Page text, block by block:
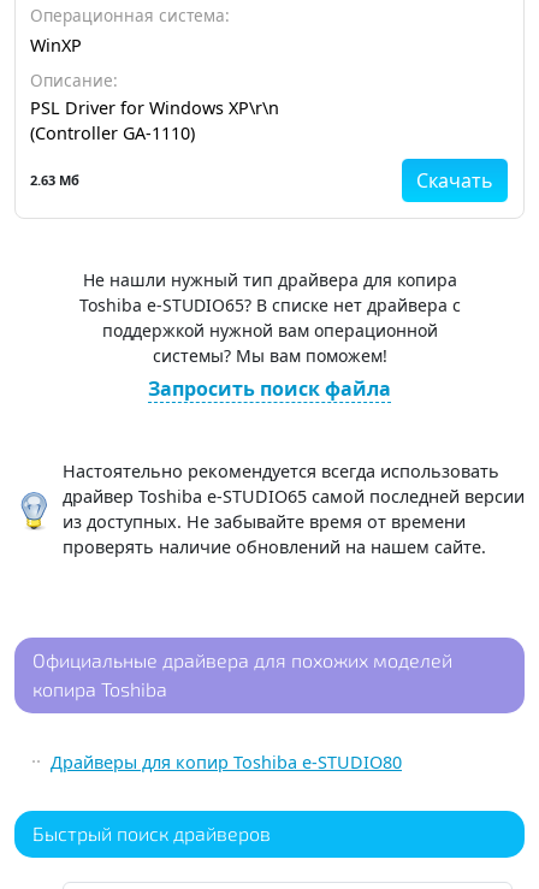
Операционная система:
WinXP
Описание:
PSL Driver for Windows XP\r\n
(Controller GA-1110)
Скачать
2.63 Мб
Не нашли нужный тип драйвера для копира
Toshiba e-STUDIO65? В списке нет драйвера с
поддержкой нужной вам операционной
системы? Мы вам поможем!
Запросить поиск файла
Настоятельно рекомендуется всегда использовать
драйвер Toshiba e-STUDIO65 самой последней версии
из доступных. Не забывайте время от времени
проверять наличие обновлений на нашем сайте.
Официальные драйвера для похожих моделей
копира Toshiba
Драйверы для копир Toshiba e-STUDIO80
Быстрый поиск драйверов